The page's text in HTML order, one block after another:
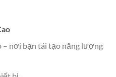
– nơi bạn tái tạo năng lượng